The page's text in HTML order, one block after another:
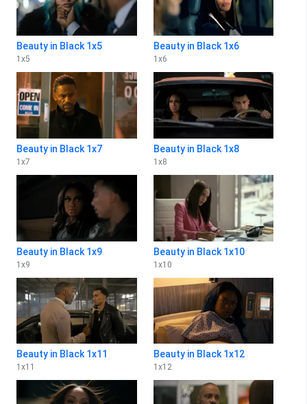
Beauty in Black 1x5
1 x5
Beauty in Black 1x6
1 x6
Beauty in Black 1x7
1 x7
Beauty in Black 1x8
1 x8
Beauty in Black 1x9
1 x9
Beauty in Black 1x10
1 x10
Beauty in Black 1x11
1 x11
Beauty in Black 1x12
1 x12